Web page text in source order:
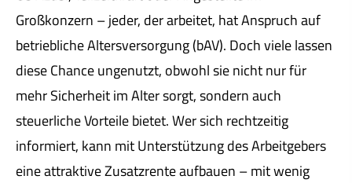
Großkonzern – jeder, der arbeitet, hat Anspruch auf
betriebliche Altersversorgung (bAV). Doch viele lassen
diese Chance ungenutzt, obwohl sie nicht nur für
mehr Sicherheit im Alter sorgt, sondern auch
steuerliche Vorteile bietet. Wer sich rechtzeitig
informiert, kann mit Unterstützung des Arbeitgebers
eine attraktive Zusatzrente aufbauen – mit wenig